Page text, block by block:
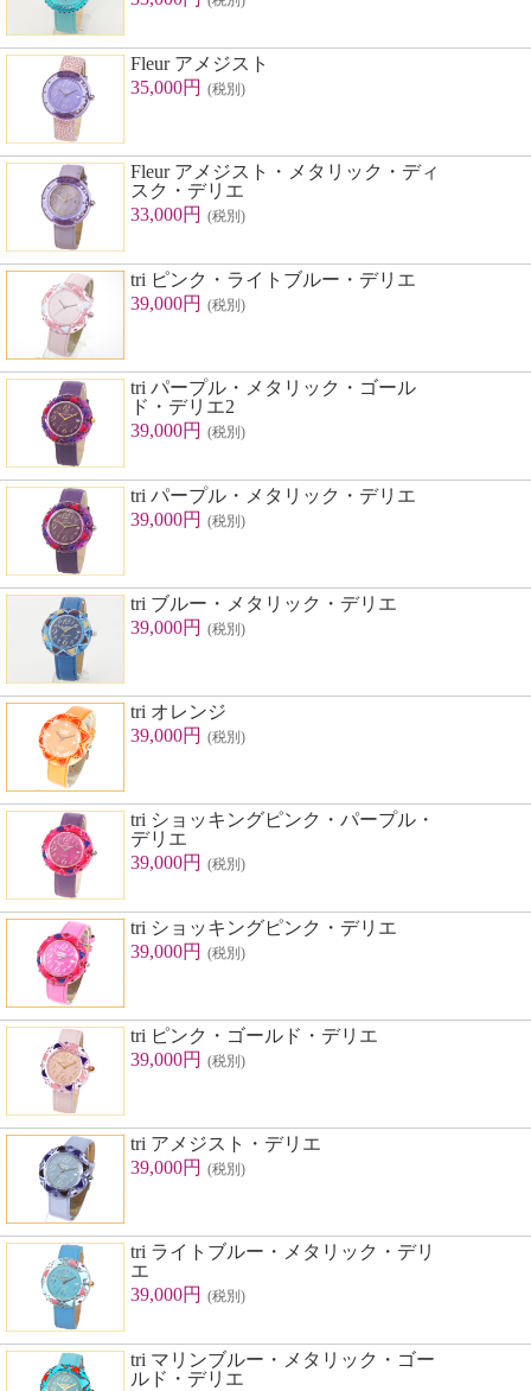
Fleur アメジスト
35,000円 (税別)
Fleur アメジスト・メタリック・ディ
スク・デリエ
33,000円 (税別)
tri ピンク・ライトブルー・デリエ
39,000円 (税別)
tri パープル・メタリック・ゴール
ド・デリエ2
39,000円 (税別)
tri パープル・メタリック・デリエ
39,000円 (税別)
tri ブルー・メタリック・デリエ
39,000円 (税別)
tri オレンジ
39,000円 (税別)
tri ショッキングピンク・パープル・
デリエ
39,000円 (税別)
tri ショッキングピンク・デリエ
39,000円 (税別)
tri ピンク・ゴールド・デリエ
39,000円 (税別)
tri アメジスト・デリエ
39,000円 (税別)
tri ライトブルー・メタリック・デリ
エ
39,000円 (税別)
tri マリンブルー・メタリック・ゴー
ルド・デリエ